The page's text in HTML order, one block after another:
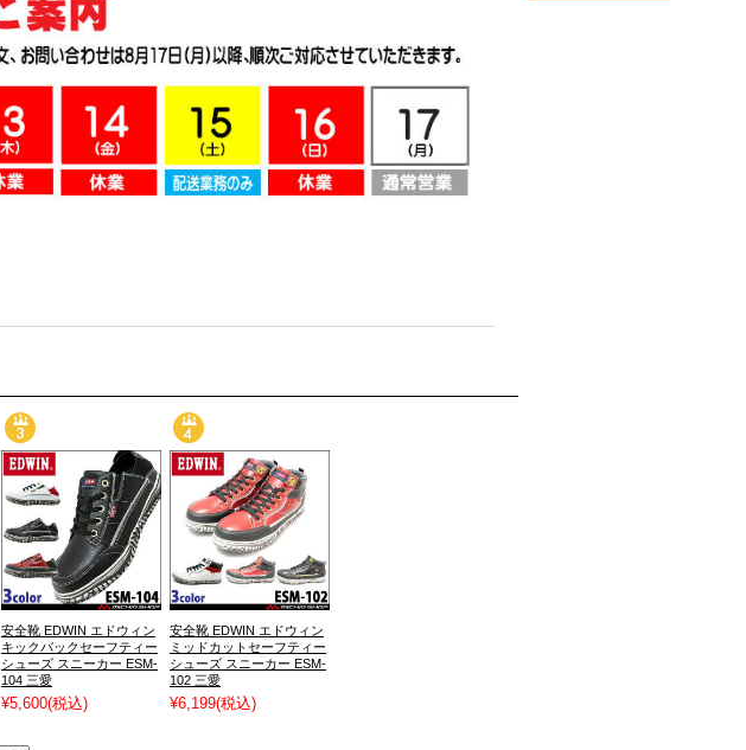
安全靴 EDWIN エドウィン
キックバックセーフティー
シューズ スニーカー ESM-
104 三愛
¥5,600(税込)
安全靴 EDWIN エドウィン
ミッドカットセーフティー
シューズ スニーカー ESM-
102 三愛
¥6,199(税込)